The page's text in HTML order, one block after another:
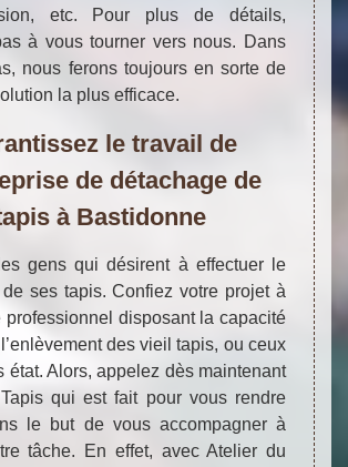
etc. Pour plus de détails,
à vous tourner vers nous. Dans
nous ferons toujours en sorte de
la plus efficace.
le travail de
de détachage de
à Bastidonne
gens qui désirent à effectuer le
ses tapis. Confiez votre projet à
professionnel disposant la capacité
des vieil tapis, ou ceux
état. Alors, appelez dès maintenant
qui est fait pour vous rendre
le but de vous accompagner à
tâche. En effet, avec Atelier du